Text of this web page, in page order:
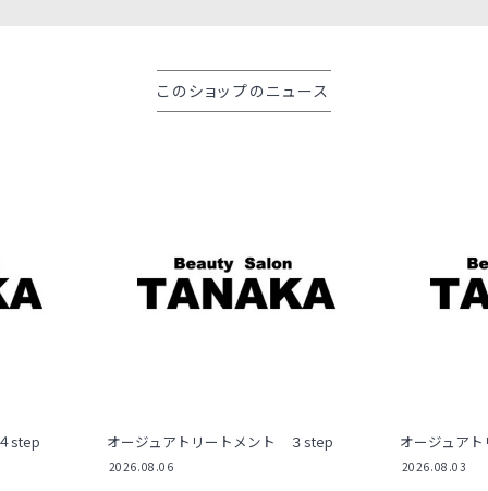
このショップのニュース
step オージュアトリートメント ３step
2026.08.06
オージュア
2026.08.03